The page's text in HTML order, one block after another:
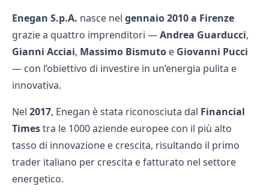
Enegan S.p.A. nasce nel gennaio 2010 a Firenze
grazie a quattro imprenditori —Andrea Guarducci,
Gianni Acciai, Massimo Bismuto e Giovanni Pucci
— con l’obiettivo di investire in un’energia pulita e
innovativa.
Nel 2017, Enegan è stata riconosciuta dal Financial
Timestra le 1000 aziende europee con il più alto
tasso di innovazione e crescita, risultando il primo
trader italiano per crescita e fatturato nel settore
energetico.